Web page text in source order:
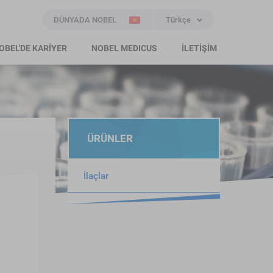
DÜNYADA NOBEL Türkçe
KARİYER NOBEL MEDICUS İLETİŞİM
ÜRÜNLER
İlaçlar